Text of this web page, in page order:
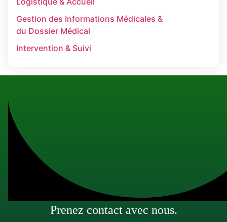
Gestion des Informations Médicales &
du Dossier Médical
Intervention & Suivi​
Prenez contact avec nous.